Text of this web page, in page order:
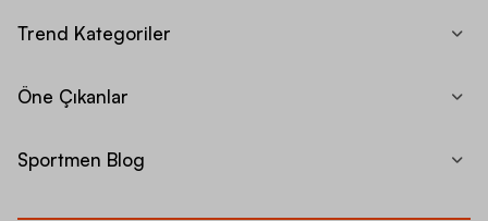
Trend Kategoriler
Öne Çıkanlar
Sportmen Blog